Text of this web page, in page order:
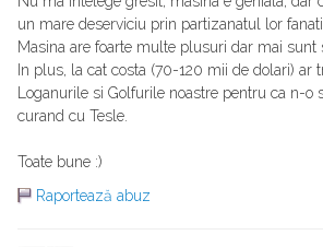
un mare deserviciu prin partizanatul lor
Masina are foarte multe plusuri dar mai sunt
In plus, la cat costa (70-120 mii de dolari) ar
Loganurile si Golfurile noastre pentru ca n-o
curand cu Tesle.
Toate bune :)
Raportează abuz